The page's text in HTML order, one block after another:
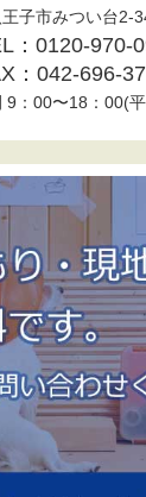
子市みつい台2-
：0120-970-
：042-696-
9：00〜18：00(